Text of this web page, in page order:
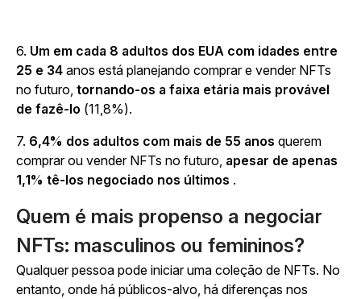
6. Um em cada 8 adultos dos EUA com idades entre
25 e 34 anos está planejando comprar e vender NFTs
no futuro, tornando-os a faixa etária mais provável
de fazê-lo (11,8%).
7. 6,4% dos adultos com mais de 55 anos querem
comprar ou vender NFTs no futuro, apesar de apenas
1,1% tê-los negociado nos últimos .
Quem é mais propenso a negociar
NFTs: masculinos ou femininos?
Qualquer pessoa pode iniciar uma coleção de NFTs. No
entanto, onde há públicos-alvo, há diferenças nos